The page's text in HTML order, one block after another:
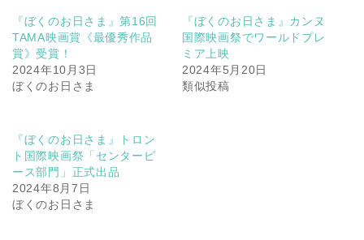
『ぼくのお日さま』第16回
TAMA映画賞《最優秀作品
賞》受賞！
2024年10月3日
ぼくのお日さま
『ぼくのお日さま』カンヌ
国際映画祭でワールドプレ
ミア上映
2024年5月20日
類似投稿
『ぼくのお日さま』トロン
ト国際映画祭「センターピ
ース部門」正式出品
2024年8月7日
ぼくのお日さま